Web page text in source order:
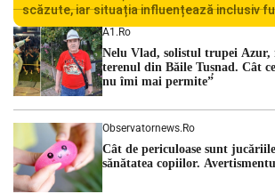
scăzute, iar situația influențează inclusiv
Centralei Nucleare de la Cernavodă.
cu una dintre cele mai dificile perioade din
hidrologic din ultimii ani. Lipsa […]
A1.ro
Nelu Vlad, solistul trupei Azur,
terenul din Băile Tușnad. Cât
nu îmi mai permite”
Observatornews.ro
Cât de periculoase sunt
sănătatea copiilor.